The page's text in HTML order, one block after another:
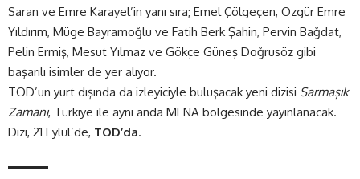
Saran ve Emre Karayel’in yanı sıra; Emel Çölgeçen, Özgür Emre
Yıldırım, Müge Bayramoğlu ve Fatih Berk Şahin, Pervin Bağdat,
Pelin Ermiş, Mesut Yılmaz ve Gökçe Güneş Doğrusöz gibi
başarılı isimler de yer alıyor.
TOD’un yurt dışında da izleyiciyle buluşacak yeni dizisi Sarmaşık
Zamanı, Türkiye ile aynı anda MENA bölgesinde yayınlanacak.
Dizi, 21 Eylül’de, TOD’da.